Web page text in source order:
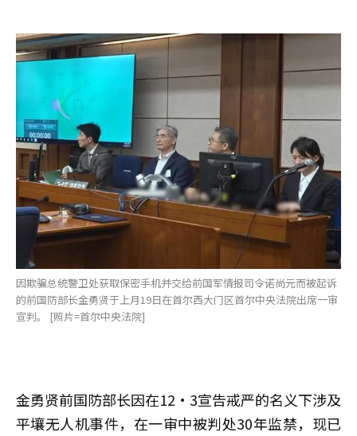
因欺骗总统警卫处获取保密手机并交给前国军情报司令诺尚元而被起诉
的前国防部长金勇贤于上月19日在首尔西大门区首尔中央法院出席一审
宣判。 [照片=首尔中央法院]
金勇贤前国防部长因在12·3宣告戒严的名义下涉及
平壤无人机事件，在一审中被判处30年监禁，现已